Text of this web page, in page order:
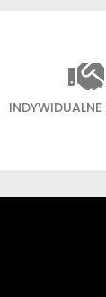
INDYWIDUALNE